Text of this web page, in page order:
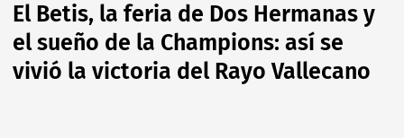
El Betis, la feria de Dos Hermanas y
el sueño de la Champions: así se
vivió la victoria del Rayo Vallecano